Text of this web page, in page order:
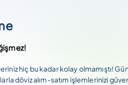
hiç bu kadar kolay olmamıştı!
döviz alım-satım işlemlerinizi